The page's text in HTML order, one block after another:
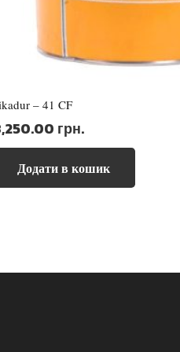
– 41 CF
грн.
Додати в кошик